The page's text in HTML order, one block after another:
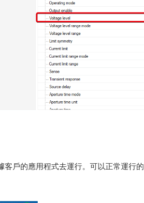
戶的應用程式去運行。可以正常運行的